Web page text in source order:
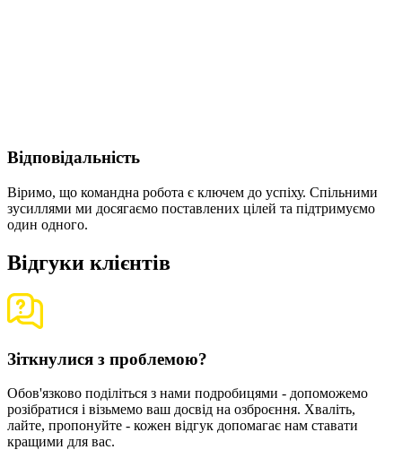
Відповідальність
Віримо, що командна робота є ключем до успіху. Спільними
зусиллями ми досягаємо поставлених цілей та підтримуємо
один одного.
Відгуки клієнтів
Зіткнулися з проблемою?
Обов'язково поділіться з нами подробицями - допоможемо
розібратися і візьмемо ваш досвід на озброєння. Хваліть,
лайте, пропонуйте - кожен відгук допомагає нам ставати
кращими для вас.